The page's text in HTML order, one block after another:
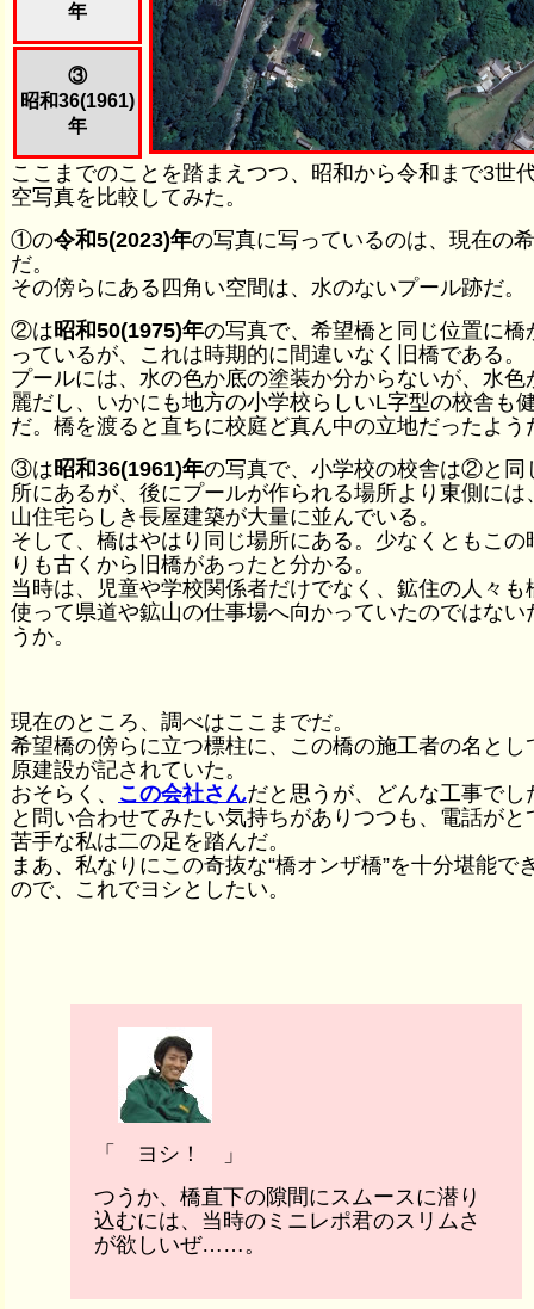
年
③
昭和36(1961)
年
ここまでのことを踏まえつつ、昭和から令和まで3世
空写真を比較してみた。
①の令和5(2023)年の写真に写っているのは、現在の
だ。
その傍らにある四角い空間は、水のないプール跡だ。
②は昭和50(1975)年の写真で、希望橋と同じ位置に橋
っているが、これは時期的に間違いなく旧橋である。
プールには、水の色か底の塗装か分からないが、水色
麗だし、いかにも地方の小学校らしいL字型の校舎も
だ。橋を渡ると直ちに校庭ど真ん中の立地だったよう
③は昭和36(1961)年の写真で、小学校の校舎は②と同
所にあるが、後にプールが作られる場所より東側には
山住宅らしき長屋建築が大量に並んでいる。
そして、橋はやはり同じ場所にある。少なくともこの
りも古くから旧橋があったと分かる。
当時は、児童や学校関係者だけでなく、鉱住の人々も
使って県道や鉱山の仕事場へ向かっていたのではない
うか。
現在のところ、調べはここまでだ。
希望橋の傍らに立つ標柱に、この橋の施工者の名とし
原建設が記されていた。
おそらく、 この会社さんだと思うが、どんな工事でし
と問い合わせてみたい気持ちがありつつも、電話がと
苦手な私は二の足を踏んだ。
まあ、私なりにこの奇抜な“橋オンザ橋”を十分堪能で
ので、これでヨシとしたい。
「 ヨシ！ 」
つうか、橋直下の隙間にスムースに潜り
込むには、当時のミニレポ君のスリムさ
が欲しいぜ……。